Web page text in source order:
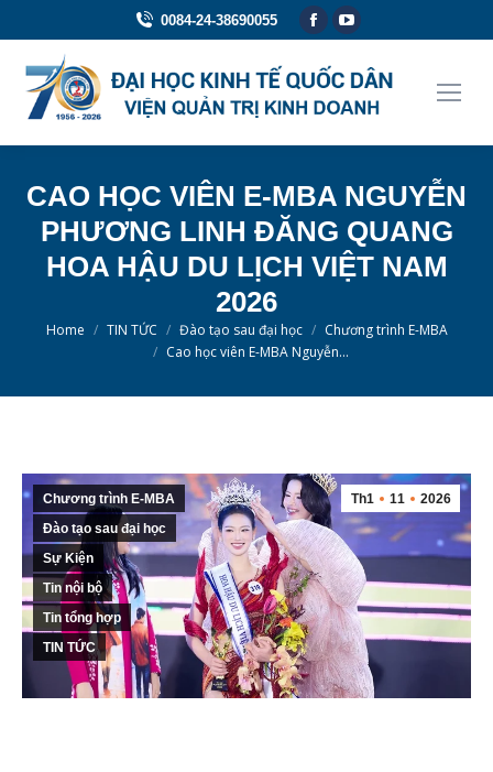
0084-24-38690055
Facebook
opens
in
YouTube
opens
in
CAO HỌC VIÊN E-MBA NGUYỄN
PHƯƠNG LINH ĐĂNG QUANG
HOA HẬU DU LỊCH VIỆT NAM
2026
You are here:
Home TIN TỨC Đào tạo sau đại học
Chương trình E-MBA
Cao học viên E-MBA Nguyễn…
Th1 11 2026
Chương trình E-MBA
Đào tạo sau đại học
Sự Kiện
Tin nội bộ
Tin tổng hợp
TIN TỨC